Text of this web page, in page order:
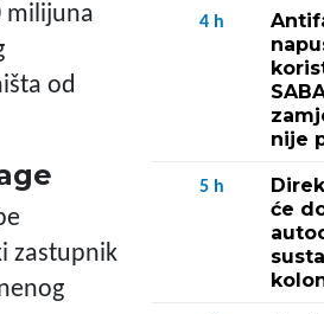
milijuna
od
zastupnik
4 h
nije
5 h
će